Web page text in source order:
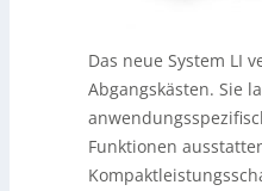
Das neue System LI
Abgangskästen. Sie
Funktionen